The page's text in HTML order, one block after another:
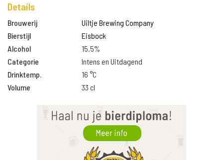
Details
Brouwerij
Uiltje Brewing Company
Bierstijl
Eisbock
Alcohol
15.5%
Categorie
Intens en Uitdagend
Drinktemp.
16 °C
Volume
33 cl